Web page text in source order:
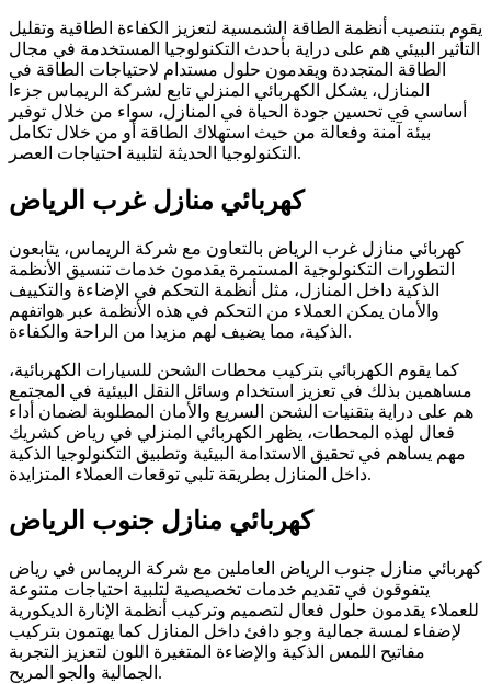
يقوم بتنصيب أنظمة الطاقة الشمسية لتعزيز الكفاءة الطاقية وتقليل
التأثير البيئي هم على دراية بأحدث التكنولوجيا المستخدمة في مجال
الطاقة المتجددة ويقدمون حلول مستدام لاحتياجات الطاقة في
المنازل، يشكل الكهربائي المنزلي تابع لشركة الريماس جزءا
أساسي في تحسين جودة الحياة في المنازل، سواء من خلال توفير
بيئة آمنة وفعالة من حيث استهلاك الطاقة أو من خلال تكامل
التكنولوجيا الحديثة لتلبية احتياجات العصر.
كهربائي منازل غرب الرياض
كهربائي منازل غرب الرياض بالتعاون مع شركة الريماس، يتابعون
التطورات التكنولوجية المستمرة يقدمون خدمات تنسيق الأنظمة
الذكية داخل المنازل، مثل أنظمة التحكم في الإضاءة والتكييف
والأمان يمكن العملاء من التحكم في هذه الأنظمة عبر هواتفهم
الذكية، مما يضيف لهم مزيدا من الراحة والكفاءة.
كما يقوم الكهربائي بتركيب محطات الشحن للسيارات الكهربائية،
مساهمين بذلك في تعزيز استخدام وسائل النقل البيئية في المجتمع
هم على دراية بتقنيات الشحن السريع والأمان المطلوبة لضمان أداء
فعال لهذه المحطات، يظهر الكهربائي المنزلي في رياض كشريك
مهم يساهم في تحقيق الاستدامة البيئية وتطبيق التكنولوجيا الذكية
داخل المنازل بطريقة تلبي توقعات العملاء المتزايدة.
كهربائي منازل جنوب الرياض
كهربائي منازل جنوب الرياض العاملين مع شركة الريماس في رياض
يتفوقون في تقديم خدمات تخصيصية لتلبية احتياجات متنوعة
للعملاء يقدمون حلول فعال لتصميم وتركيب أنظمة الإنارة الديكورية
لإضفاء لمسة جمالية وجو دافئ داخل المنازل كما يهتمون بتركيب
مفاتيح اللمس الذكية والإضاءة المتغيرة اللون لتعزيز التجربة
الجمالية والجو المريح.